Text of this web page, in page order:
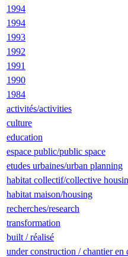
1994
1994
1993
1992
1991
1990
1984
activités/activities
culture
education
espace public/public space
etudes urbaines/urban planning
habitat collectif/collective
habitat maison/housing
recherches/research
transformation
built / réalisé
under construction / chantier en